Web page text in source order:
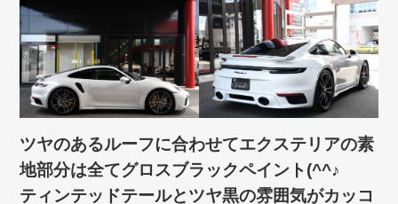
ツヤのあるルーフに合わせてエクステリアの素
地部分は全てグロスブラックペイント(^^♪
ティンテッドテールとツヤ黒の雰囲気がカッコ